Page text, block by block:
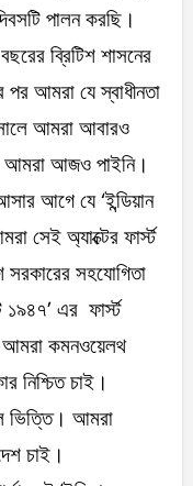
পালন করছি।
ব্রিটিশ শাসনের
আমরা যে স্বাধীনতা
আমরা আবারও
আমরা আজও পাইনি।
আগে যে ‘ইন্ডিয়ান
সেই অ্যাক্টের ফার্স্ট
সরকারের সহযোগিতা
১৯৪৭’ এর ফার্স্ট
আমরা কমনওয়েলথ
নিশ্চিত চাই।
ভিত্তি। আমরা
চাই।